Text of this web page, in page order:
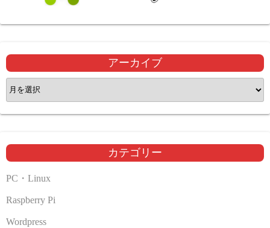
アーカイブ
ア
ー
カ
ブ
カテゴリー
PC・Linux
Raspberry Pi
Wordpress